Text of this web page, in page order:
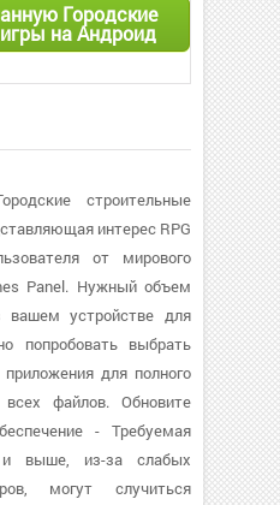
Городские
на Андроид
строительные
интерес RPG
от мирового
Panel. Нужный объем
вашем устройстве для
попробовать выбрать
для полного
всех файлов. Обновите
- Требуемая
выше, из-за слабых
могут случиться